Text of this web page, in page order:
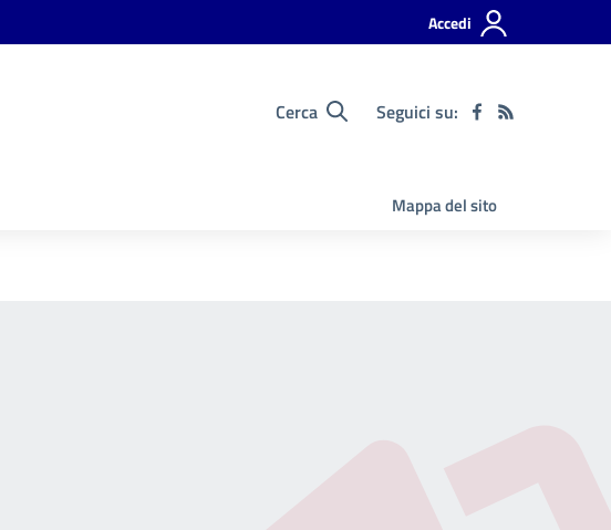
Accedi
Cerca Seguici su:
Mappa del sito